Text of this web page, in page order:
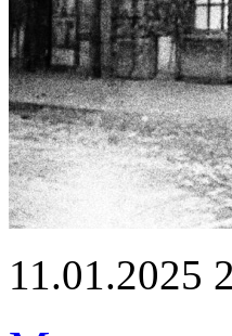
11.01.2025